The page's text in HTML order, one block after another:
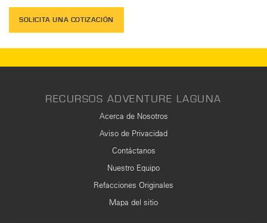
SOLICITA UNA COTIZACIÓN
RECURSOS ADVENTURE LAGUNA
Acerca de Nosotros
Aviso de Privacidad
Contáctanos
Nuestro Equipo
Refacciones Originales
Mapa del sitio